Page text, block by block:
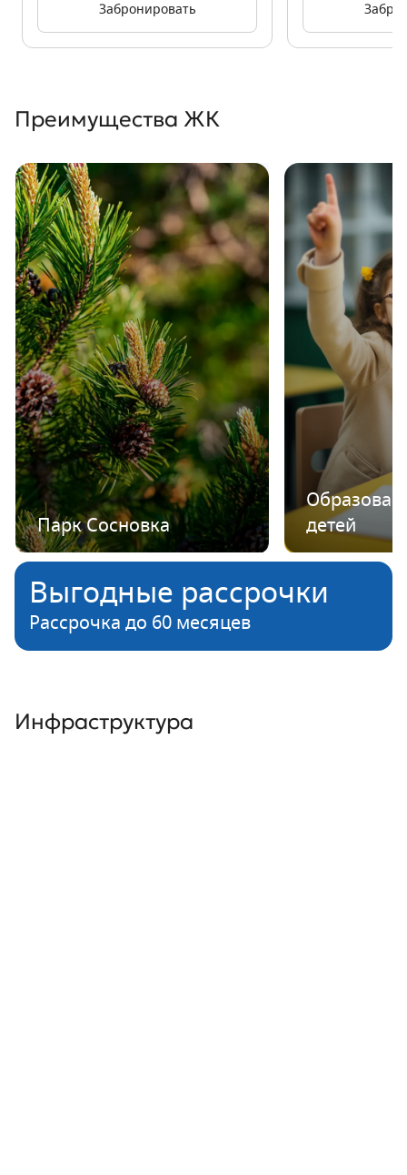
Забронировать
Преимущества ЖК
Парк Сосновка
детей
Выгодные рассрочки
Рассрочка до 60 месяцев
Инфраструктура